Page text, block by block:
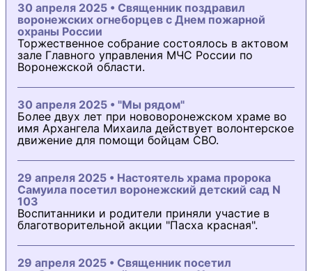
30 апреля 2025 • Священник поздравил
воронежских огнеборцев с Днем пожарной
охраны России
Торжественное собрание состоялось в актовом
зале Главного управления МЧС России по
Воронежской области.
30 апреля 2025 • "Мы рядом"
Более двух лет при нововоронежском храме во
имя Архангела Михаила действует волонтерское
движение для помощи бойцам СВО.
29 апреля 2025 • Настоятель храма пророка
Самуила посетил воронежский детский сад N
103
Воспитанники и родители приняли участие в
благотворительной акции "Пасха красная".
29 апреля 2025 • Священник посетил